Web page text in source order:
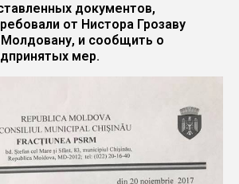
документов,
от Нистора Грозаву
и сообщить о
мер.